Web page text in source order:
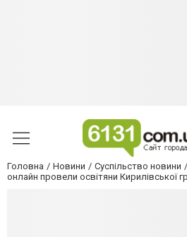
Головна Новини Суспільство новини
онлайн провели освітяни Кирилівської